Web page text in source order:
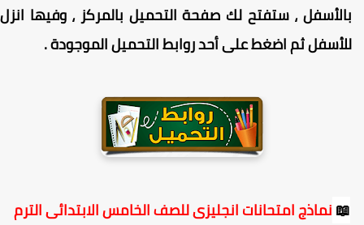
، ستفتح لك صفحة التحميل بالمركز ، وفيها انزل
ثم اضغط على أحد روابط التحميل الموجودة.
📖نماذج امتحانات انجليزى للصف الخامس الابتدائى الترم